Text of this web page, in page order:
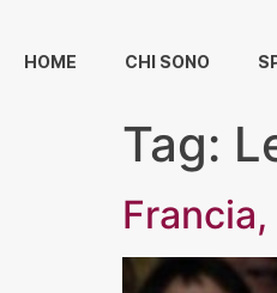
HOME CHI SONO
Tag: